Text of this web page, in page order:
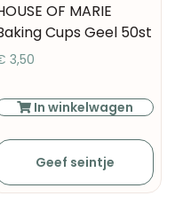
OF MARIE
Cups Geel 50st
3,50
In winkelwagen
Geef seintje